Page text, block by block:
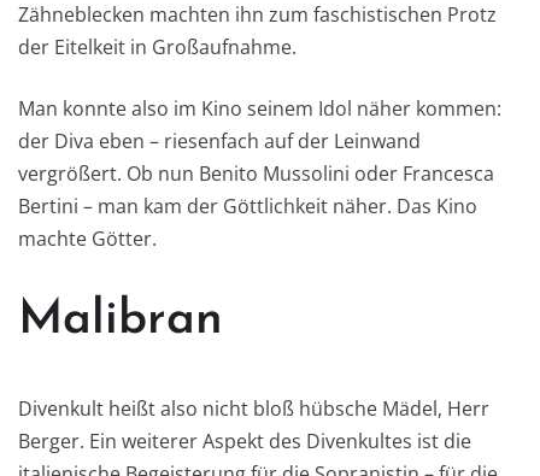
Zähneblecken machten ihn zum faschistischen Protz
der Eitelkeit in Großaufnahme.
Man konnte also im Kino seinem Idol näher kommen:
der Diva eben – riesenfach auf der Leinwand
vergrößert. Ob nun Benito Mussolini oder Francesca
Bertini – man kam der Göttlichkeit näher. Das Kino
machte Götter.
Malibran
Divenkult heißt also nicht bloß hübsche Mädel, Herr
Berger. Ein weiterer Aspekt des Divenkultes ist die